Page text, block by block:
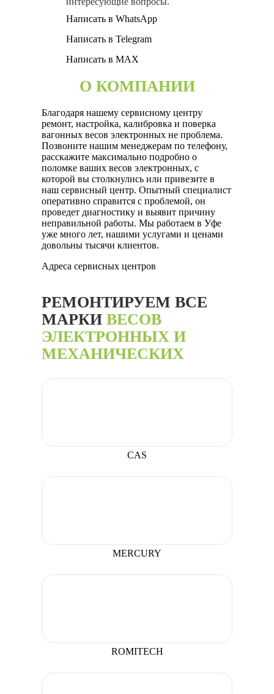
Написать в WhatsApp
Написать в Telegram
Написать в MAX
О КОМПАНИИ
Благодаря нашему сервисному центру
ремонт, настройка, калибровка и поверка
вагонных весов электронных не проблема.
Позвоните нашим менеджерам по телефону,
расскажите максимально подробно о
поломке ваших весов электронных, с
которой вы столкнулись или привезите в
наш сервисный центр. Опытный специалист
оперативно справится с проблемой, он
проведет диагностику и выявит причину
неправильной работы. Мы работаем в Уфе
уже много лет, нашими услугами и ценами
довольны тысячи клиентов.
Адреса сервисных центров
РЕМОНТИРУЕМ ВСЕ
МАРКИ ВЕСОВ
ЭЛЕКТРОННЫХ И
МЕХАНИЧЕСКИХ
CAS
MERCURY
ROMITECH